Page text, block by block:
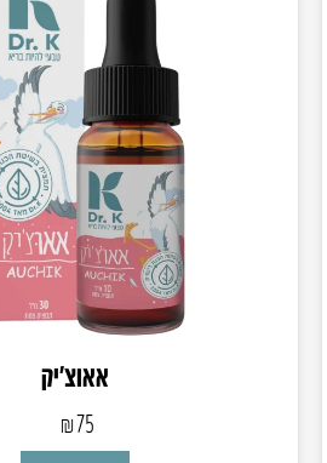
אאוצ’יק
₪75